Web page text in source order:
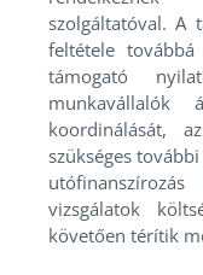
szolgáltatóval. A
feltétele továbbá
támogató
munkavállalók
koordinálását,
szükséges
vizsgálatok
követően térítik